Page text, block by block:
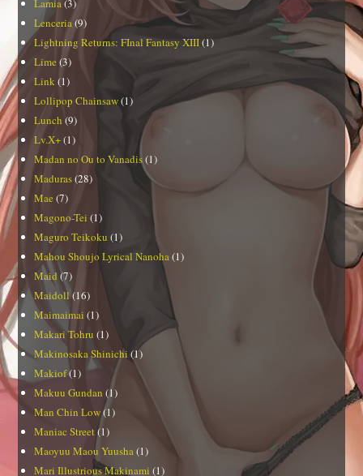
Lamia(3)
Lenceria(9)
Lightning Returns: FInal Fantasy XIII(1)
Lime (3)
Link (1)
Lollipop Chainsaw(1)
Lunch (9)
Lv.X+(1)
Madan no Ou to Vanadis(1)
Maduras(28)
Mae (7)
Magono-Tei (1)
Maguro Teikoku (1)
Mahou Shoujo Lyrical Nanoha(1)
Maid(7)
Maidoll(16)
Maimaimai (1)
Makari Tohru (1)
Makinosaka Shinichi (1)
Makiof(1)
Makuu Gundan (1)
Man Chin Low(1)
Maniac Street(1)
Maoyuu Maou Yuusha(1)
Mari Illustrious Makinami (1)